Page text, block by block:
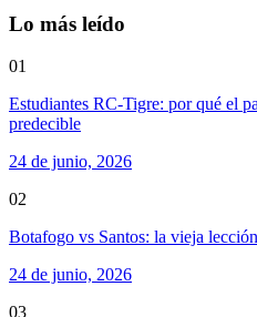
Lo más leído
01
Estudiantes RC-Tigre: por qué el
predecible
24 de junio, 2026
02
Botafogo vs Santos: la vieja
24 de junio, 2026
03